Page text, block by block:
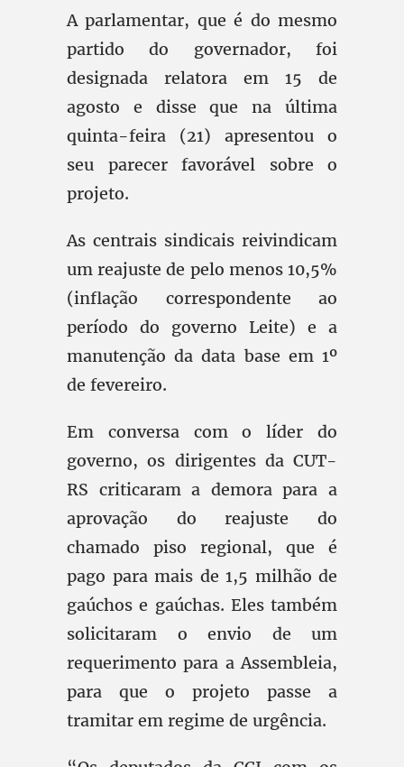
A parlamentar, que é do mesmo
partido do governador, foi
designada relatora em 15 de
agosto e disse que na última
quinta-feira (21) apresentou o
seu parecer favorável sobre o
projeto.
As centrais sindicais reivindicam
um reajuste de pelo menos 10,5%
(inflação correspondente ao
período do governo Leite) e a
manutenção da data base em 1º
de fevereiro.
Em conversa com o líder do
governo, os dirigentes da CUT-
RS criticaram a demora para a
aprovação do reajuste do
chamado piso regional, que é
pago para mais de 1,5 milhão de
gaúchos e gaúchas. Eles também
solicitaram o envio de um
requerimento para a Assembleia,
para que o projeto passe a
tramitar em regime de urgência.